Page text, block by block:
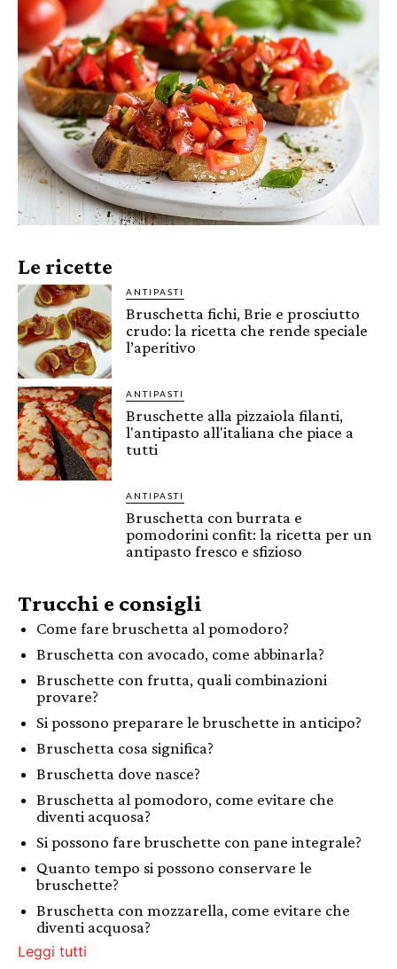
Le ricette
ANTIPASTI
Bruschetta fichi, Brie e prosciutto
crudo: la ricetta che rende speciale
l’aperitivo
ANTIPASTI
Bruschette alla pizzaiola filanti,
l'antipasto all'italiana che piace a
tutti
ANTIPASTI
Bruschetta con burrata e
pomodorini confit: la ricetta per un
antipasto fresco e sfizioso
Trucchi e consigli
Come fare bruschetta al pomodoro?
Bruschetta con avocado, come abbinarla?
Bruschette con frutta, quali combinazioni
provare?
Si possono preparare le bruschette in anticipo?
Bruschetta cosa significa?
Bruschetta dove nasce?
Bruschetta al pomodoro, come evitare che
diventi acquosa?
Si possono fare bruschette con pane integrale?
Quanto tempo si possono conservare le
bruschette?
Bruschetta con mozzarella, come evitare che
diventi acquosa?
Leggi tutti